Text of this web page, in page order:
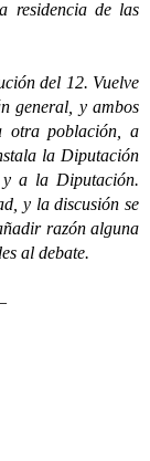
residencia de las
del 12. Vuelve
general, y ambos
otra población, a
la Diputación
y a la Diputación.
y la discusión se
razón alguna
al debate.